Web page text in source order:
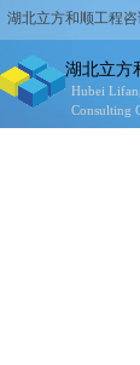
湖北立方和顺工程咨
湖北立方
Hubei
Consulting